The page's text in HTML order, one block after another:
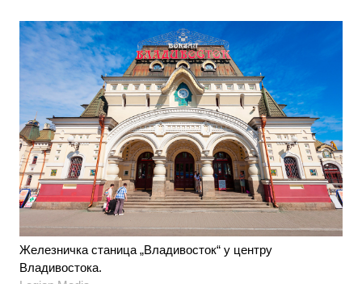
Железничка станица „Владивосток“ у центру
Владивостока.